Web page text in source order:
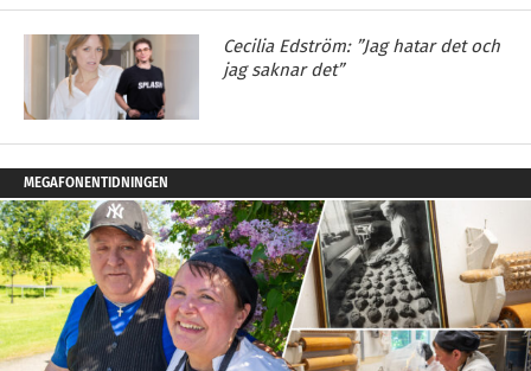
Cecilia Edström: ”Jag hatar det och
jag saknar det”
MEGAFONENTIDNINGEN